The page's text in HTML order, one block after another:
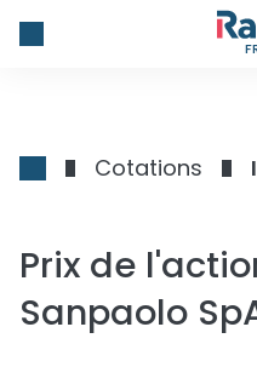
Cotations
Prix de
Sanpaolo